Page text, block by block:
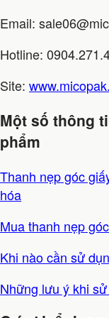
Email:
Hotline:
Site:
Một số thông
phẩm
Thanh nẹp góc
hóa
Mua thanh nẹp
Khi nào cần sử
Những lưu ý khi